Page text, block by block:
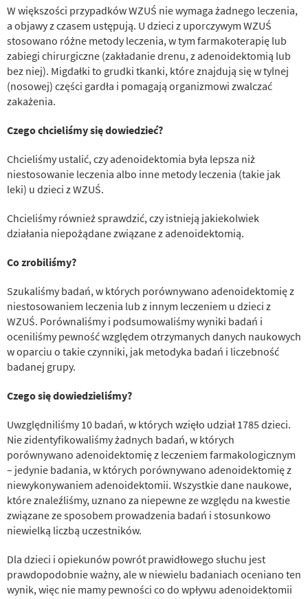
W większości przypadków WZUŚ nie wymaga żadnego leczenia,
a objawy z czasem ustępują. U dzieci z uporczywym WZUŚ
stosowano różne metody leczenia, w tym farmakoterapię lub
zabiegi chirurgiczne (zakładanie drenu, z adenoidektomią lub
bez niej). Migdałki to grudki tkanki, które znajdują się w tylnej
(nosowej) części gardła i pomagają organizmowi zwalczać
zakażenia.
Czego chcieliśmy się dowiedzieć?
Chcieliśmy ustalić, czy adenoidektomia była lepsza niż
niestosowanie leczenia albo inne metody leczenia (takie jak
leki) u dzieci z WZUŚ.
Chcieliśmy również sprawdzić, czy istnieją jakiekolwiek
działania niepożądane związane z adenoidektomią.
Co zrobiliśmy?
Szukaliśmy badań, w których porównywano adenoidektomię z
niestosowaniem leczenia lub z innym leczeniem u dzieci z
WZUŚ. Porównaliśmy i podsumowaliśmy wyniki badań i
oceniliśmy pewność względem otrzymanych danych naukowych
w oparciu o takie czynniki, jak metodyka badań i liczebność
badanej grupy.
Czego się dowiedzieliśmy?
Uwzględniliśmy 10 badań, w których wzięło udział 1785 dzieci.
Nie zidentyfikowaliśmy żadnych badań, w których
porównywano adenoidektomię z leczeniem farmakologicznym
– jedynie badania, w których porównywano adenoidektomię z
niewykonywaniem adenoidektomii. Wszystkie dane naukowe,
które znaleźliśmy, uznano za niepewne ze względu na kwestie
związane ze sposobem prowadzenia badań i stosunkowo
niewielką liczbą uczestników.
Dla dzieci i opiekunów powrót prawidłowego słuchu jest
prawdopodobnie ważny, ale w niewielu badaniach oceniano ten
wynik, więc nie mamy pewności co do wpływu adenoidektomii